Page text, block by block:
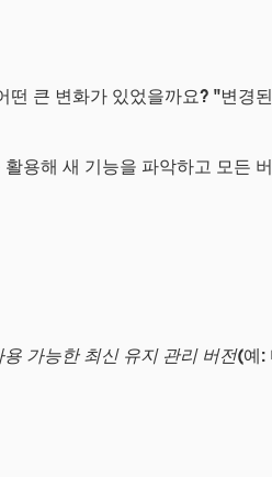
큰 변화가 있었을까요? "변경
용해 새 기능을 파악하고 모든
가능한 최신 유지 관리 버전(예: